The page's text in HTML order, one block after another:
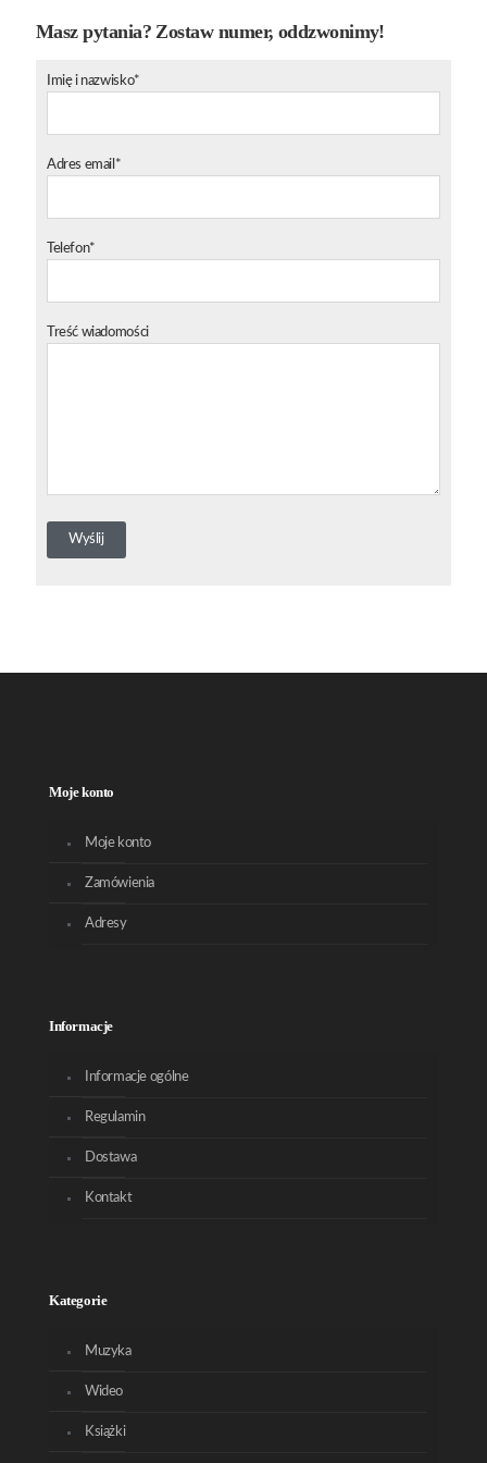
Masz pytania? Zostaw numer, oddzwonimy!
Imię i nazwisko*
Adres email*
Telefon*
Treść wiadomości
Moje konto
Moje konto
Zamówienia
Adresy
Informacje
Informacje ogólne
Regulamin
Dostawa
Kontakt
Kategorie
Muzyka
Wideo
Książki